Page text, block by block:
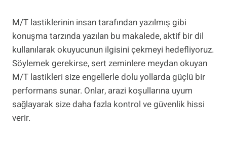
M/T lastiklerinin insan tarafından yazılmış gibi
konuşma tarzında yazılan bu makalede, aktif bir dil
kullanılarak okuyucunun ilgisini çekmeyi hedefliyoruz.
Söylemek gerekirse, sert zeminlere meydan okuyan
M/T lastikleri size engellerle dolu yollarda güçlü bir
performans sunar. Onlar, arazi koşullarına uyum
sağlayarak size daha fazla kontrol ve güvenlik hissi
verir.